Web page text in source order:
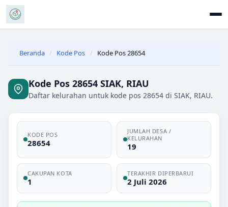
Beranda / Kode Pos / Kode Pos 28654
Kode Pos 28654 SIAK, RIAU
Daftar kelurahan untuk kode pos 28654 di SIAK, RIAU.
KODE POS
28654
JUMLAH DESA /
KELURAHAN
19
CAKUPAN KOTA
1
TERAKHIR DIPERBARUI
2 Juli 2026